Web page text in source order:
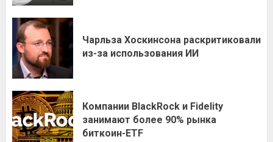
Чарльза Хоскинсона раскритиковали
из-за использования ИИ
Компании BlackRock и Fidelity
занимают более 90% рынка
биткоин-ETF